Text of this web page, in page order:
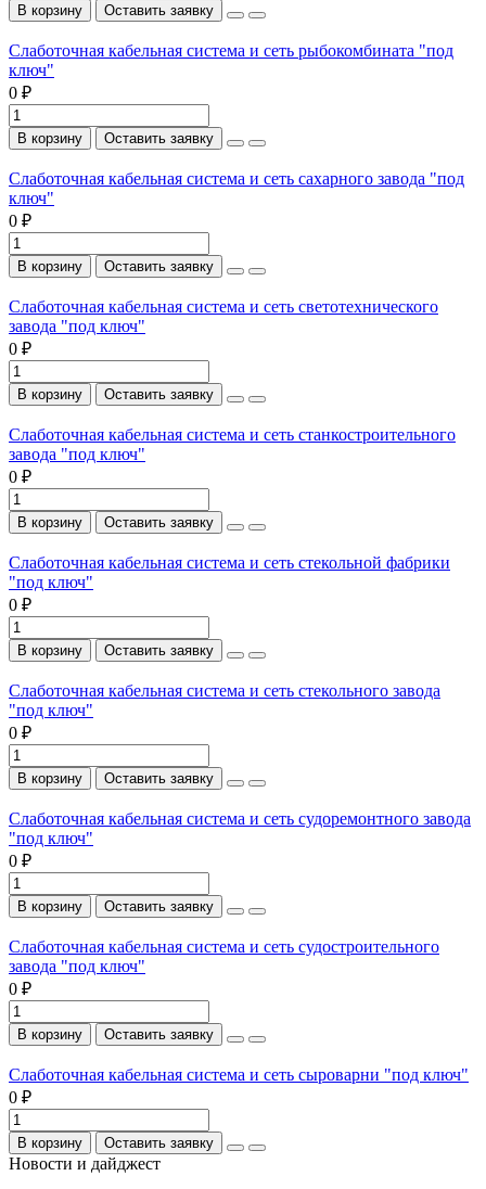
В корзину Оставить заявку
Слаботочная кабельная система и сеть рыбокомбината "под
ключ"
0 ₽
В корзину Оставить заявку
Слаботочная кабельная система и сеть сахарного завода "под
ключ"
0 ₽
В корзину Оставить заявку
Слаботочная кабельная система и сеть светотехнического
завода "под ключ"
0 ₽
В корзину Оставить заявку
Слаботочная кабельная система и сеть станкостроительного
завода "под ключ"
0 ₽
В корзину Оставить заявку
Слаботочная кабельная система и сеть стекольной фабрики
"под ключ"
0 ₽
В корзину Оставить заявку
Слаботочная кабельная система и сеть стекольного завода
"под ключ"
0 ₽
В корзину Оставить заявку
Слаботочная кабельная система и сеть судоремонтного завода
"под ключ"
0 ₽
В корзину Оставить заявку
Слаботочная кабельная система и сеть судостроительного
завода "под ключ"
0 ₽
В корзину Оставить заявку
Слаботочная кабельная система и сеть сыроварни "под ключ"
0 ₽
В корзину Оставить заявку
Новости и дайджест